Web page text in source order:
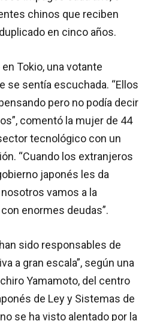
chinos que reciben
en cinco años.
Tokio, una votante
se sentía escuchada. “Ellos
pero no podía decir
comentó la mujer de 44
tecnológico con un
“Cuando los extranjeros
japonés les da
vamos a la
enormes deudas”.
sido responsables de
a gran escala”, según una
Yamamoto, del centro
de Ley y Sistemas de
se ha visto alentado por la